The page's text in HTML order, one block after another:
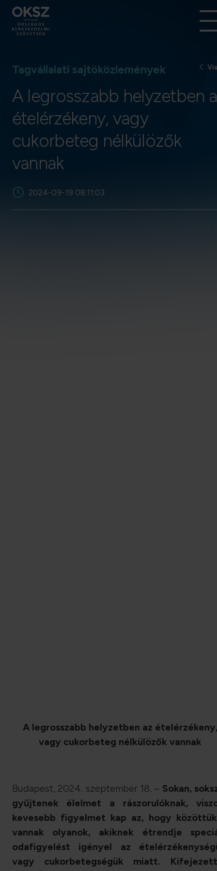
Tagvállalati sajtöközlemények
A legrosszabb helyzetben
ételérzékeny, vagy
cukorbeteg nélkülözők
vannak
2024-09-19 08:11:03
A legrosszabb helyzetben az
vagy cukorbeteg nélkülözők vannak
Budapest, 2024. szeptember 18. – Sokan,
gyűjtenek élelmet a rászorulóknak,
kevesebb figyelmet kap az, hogy
vannak olyanok, akiknek étrendje
odafigyelést igényel az
vagy cukorbetegségük miatt.